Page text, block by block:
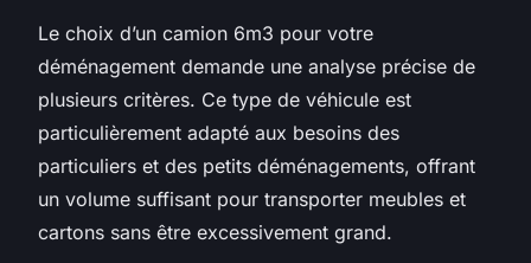
Le choix d’un camion 6m3 pour votre
déménagement demande une analyse précise de
plusieurs critères. Ce type de véhicule est
particulièrement adapté aux besoins des
particuliers et des petits déménagements, offrant
un volume suffisant pour transporter meubles et
cartons sans être excessivement grand.